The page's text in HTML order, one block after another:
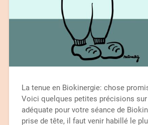
La tenue en Biokinergie: chose
Voici quelques petites précisions sur
adéquate pour votre séance de
prise de tête, il faut venir habillé le